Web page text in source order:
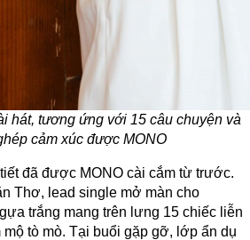
hát, tương ứng với 15 câu chuyện và
cảm xúc được MONO
đã được MONO cài cắm từ trước.
Thơ, lead single mở màn cho
trắng mang trên lưng 15 chiếc liễn
tò mò. Tại buổi gặp gỡ, lớp ẩn dụ